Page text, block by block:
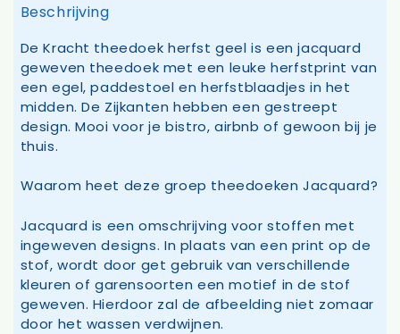
Beschrijving
De Kracht theedoek herfst geel is een jacquard
geweven theedoek met een leuke herfstprint van
een egel, paddestoel en herfstblaadjes in het
midden. De Zijkanten hebben een gestreept
design. Mooi voor je bistro, airbnb of gewoon bij je
thuis.
Waarom heet deze groep theedoeken Jacquard?
Jacquard is een omschrijving voor stoffen met
ingeweven designs. In plaats van een print op de
stof, wordt door get gebruik van verschillende
kleuren of garensoorten een motief in de stof
geweven. Hierdoor zal de afbeelding niet zomaar
door het wassen verdwijnen.